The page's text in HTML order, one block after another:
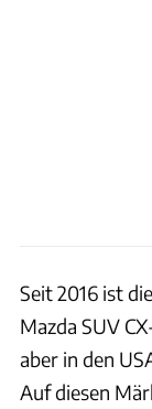
Seit 2016 ist
Mazda SUV
aber in den
Auf diesen